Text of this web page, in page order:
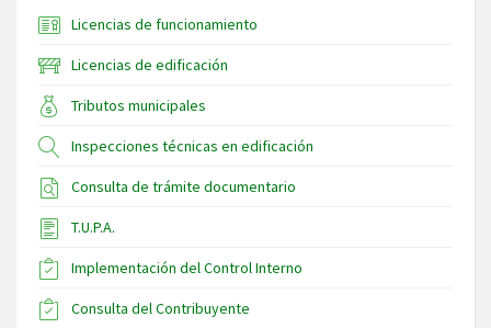
Licencias de funcionamiento
Licencias de edificación
Tributos municipales
Inspecciones técnicas en edificación
Consulta de trámite documentario
T.U.P.A.
Implementación del Control Interno
Consulta del Contribuyente